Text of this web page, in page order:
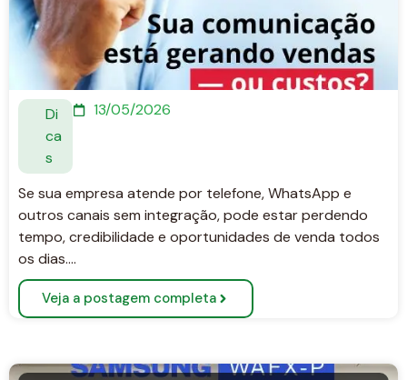
Di
ca
s
13/05/2026
Se sua empresa atende por telefone, WhatsApp e
outros canais sem integração, pode estar perdendo
tempo, credibilidade e oportunidades de venda todos
os dias….
Veja a postagem completa